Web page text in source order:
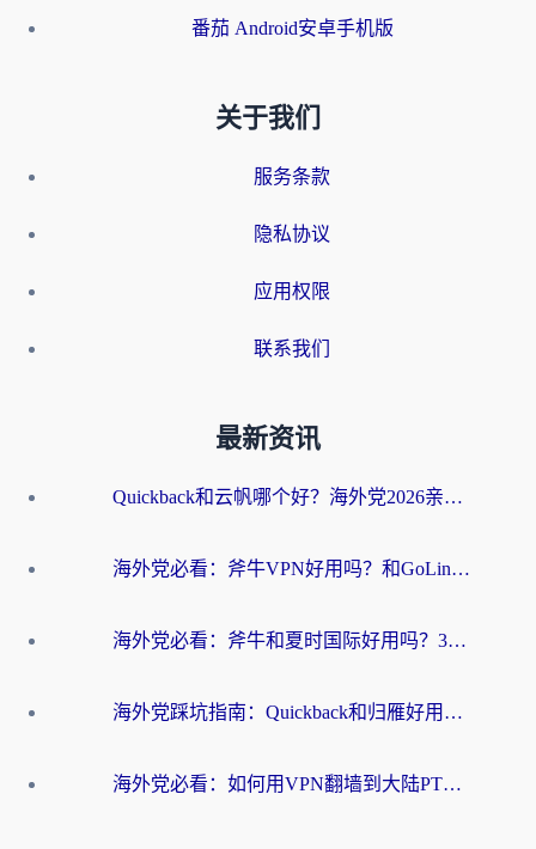
番茄 Android安卓手机版
关于我们
服务条款
隐私协议
应用权限
联系我们
最新资讯
Quickback和云帆哪个好？海外党2026亲测指南：选对加速器大陆工具，无缝刷国内剧玩国服
海外党必看：斧牛VPN好用吗？和GoLinkVPN对比哪个回国效果更好？
海外党必看：斧牛和夏时国际好用吗？3步选对回国加速器，无缝刷国内资源
海外党踩坑指南：Quickback和归雁好用吗？选对加速器才能无缝刷国内资源
海外党必看：如何用VPN翻墙到大陆PTT？一篇解决你所有回国加速痛点